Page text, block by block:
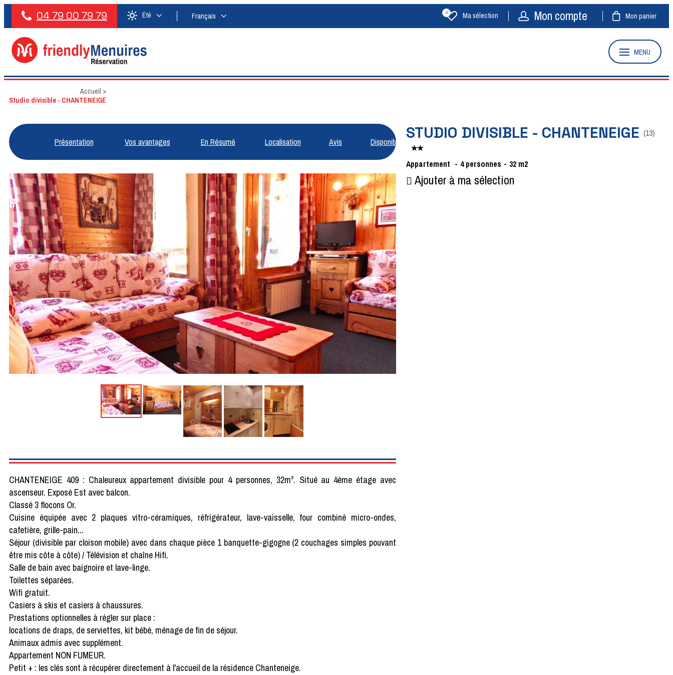
04 79 00 79 79 Été Français Ma sélection
0 Mon compte Mon panier
MENU
Accueil >
Studio divisible - CHANTENEIGE
Présentation Vos avantages En Résumé Localisation Avis DisponibilitésSTUDIO DIVISIBLE - CHANTENEIGE (13)
Appartement 4 personnes 32 m2
Ajouter à ma sélection
CHANTENEIGE 409 : Chaleureux appartement divisible pour 4 personnes, 32m². Situé au 4ème étage avec
ascenseur. Exposé Est avec balcon.
Classé 3 flocons Or.
Cuisine équipée avec 2 plaques vitro-céramiques, réfrigérateur, lave-vaisselle, four combiné micro-ondes,
cafetière, grille-pain...
Séjour (divisible par cloison mobile) avec dans chaque pièce 1 banquette-gigogne (2 couchages simples pouvant
être mis côte à côte) / Télévision et chaîne Hifi.
Salle de bain avec baignoire et lave-linge.
Toilettes séparées.
Wifi gratuit.
Casiers à skis et casiers à chaussures.
Prestations optionnelles à régler sur place :
locations de draps, de serviettes, kit bébé, ménage de fin de séjour.
Animaux admis avec supplément.
Appartement NON FUMEUR.
Petit + : les clés sont à récupérer directement à l'accueil de la résidence Chanteneige.